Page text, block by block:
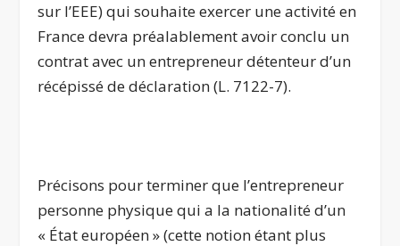
sur l’EEE) qui souhaite exercer une activité en
France devra préalablement avoir conclu un
contrat avec un entrepreneur détenteur d’un
récépissé de déclaration (L. 7122-7).
Précisons pour terminer que l’entrepreneur
personne physique qui a la nationalité d’un
« État européen » (cette notion étant plus